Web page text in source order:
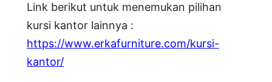
Link berikut untuk menemukan pilihan
kursi kantor lainnya :
https://www.erkafurniture.com/kursi-
kantor/